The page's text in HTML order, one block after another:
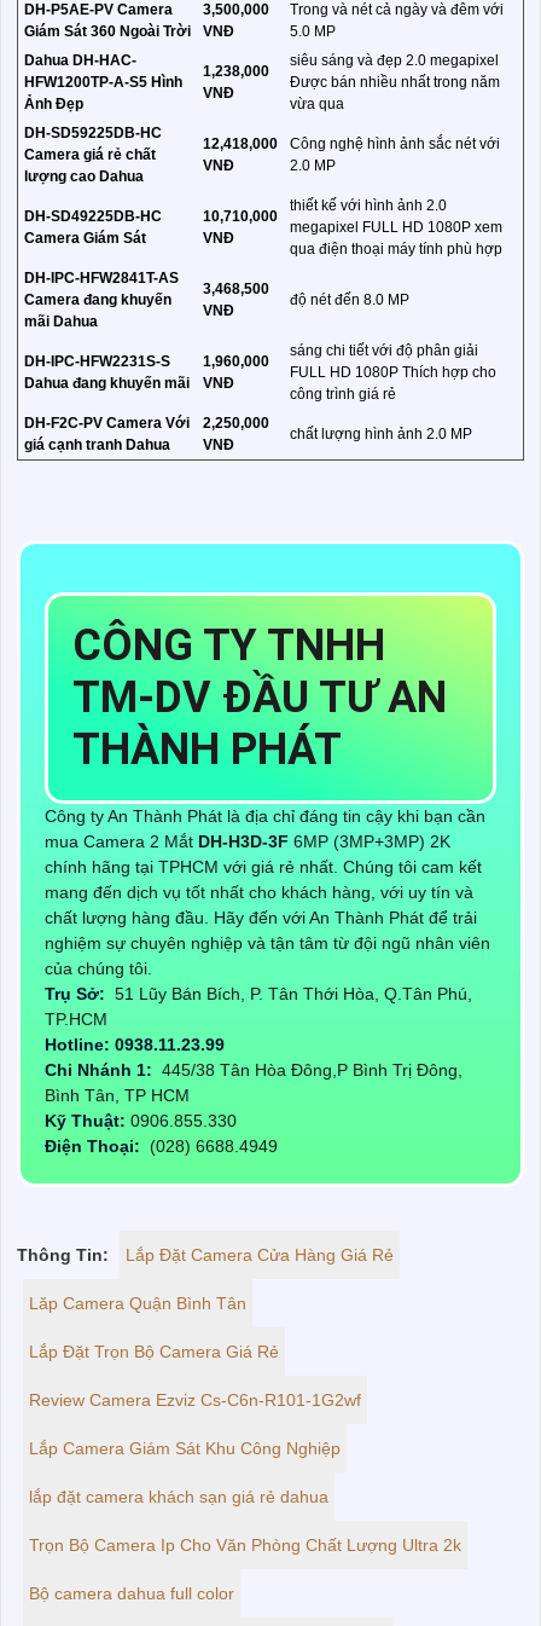
DH-P5AE-PV Camera
Giám Sát 360 Ngoài Trời
3,500,000
VNĐ
Trong và nét cả ngày và đêm với
5.0 MP
Dahua DH-HAC-
HFW1200TP-A-S5 Hình
Ảnh Đẹp
1,238,000
VNĐ
siêu sáng và đẹp 2.0 megapixel
Được bán nhiều nhất trong năm
vừa qua
DH-SD59225DB-HC
Camera giá rẻ chất
lượng cao Dahua
12,418,000
VNĐ
Công nghệ hình ảnh sắc nét với
2.0 MP
DH-SD49225DB-HC
Camera Giám Sát
10,710,000
VNĐ
thiết kế với hình ảnh 2.0
megapixel FULL HD 1080P xem
qua điện thoại máy tính phù hợp
DH-IPC-HFW2841T-AS
Camera đang khuyến
mãi Dahua
3,468,500
VNĐ
độ nét đến 8.0 MP
DH-IPC-HFW2231S-S
Dahua đang khuyến mãi
1,960,000
VNĐ
sáng chi tiết với độ phân giải
FULL HD 1080P Thích hợp cho
công trình giá rẻ
DH-F2C-PV Camera Với
giá cạnh tranh Dahua
2,250,000
VNĐ
chất lượng hình ảnh 2.0 MP
CÔNG TY TNHH
TM-DV ĐẦU TƯ AN
THÀNH PHÁT
Công ty An Thành Phát là địa chỉ đáng tin cậy khi bạn cần
mua Camera 2 Mắt DH-H3D-3F 6MP (3MP+3MP) 2K
chính hãng tại TPHCM với giá rẻ nhất. Chúng tôi cam kết
mang đến dịch vụ tốt nhất cho khách hàng, với uy tín và
chất lượng hàng đầu. Hãy đến với An Thành Phát để trải
nghiệm sự chuyên nghiệp và tận tâm từ đội ngũ nhân viên
của chúng tôi.
Trụ Sở: 51 Lũy Bán Bích, P. Tân Thới Hòa, Q.Tân Phú,
TP.HCM
Hotline: 0938.11.23.99
Chi Nhánh 1: 445/38 Tân Hòa Đông,P Bình Trị Đông,
Bình Tân, TP HCM
Kỹ Thuật: 0906.855.330
Điện Thoại: (028) 6688.4949
Thông Tin: Lắp Đặt Camera Cửa Hàng Giá Rẻ
Lăp Camera Quận Bình Tân
Lắp Đặt Trọn Bộ Camera Giá Rẻ
Review Camera Ezviz Cs-C6n-R101-1G2wf
Lắp Camera Giám Sát Khu Công Nghiệp
lắp đặt camera khách sạn giá rẻ dahua
Trọn Bộ Camera Ip Cho Văn Phòng Chất Lượng Ultra 2k
Bộ camera dahua full color